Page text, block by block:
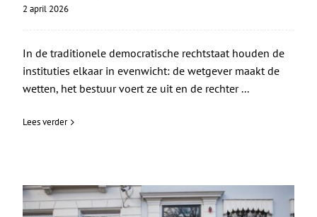
2 april 2026
In de traditionele democratische rechtstaat houden de
instituties elkaar in evenwicht: de wetgever maakt de
wetten, het bestuur voert ze uit en de rechter ...
Lees verder